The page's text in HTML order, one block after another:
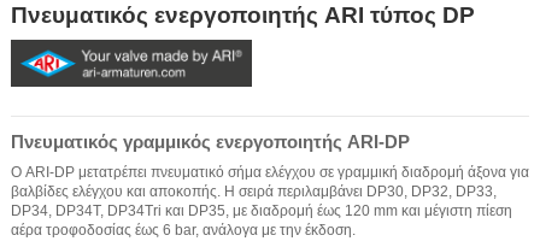
Πνευματικός ενεργοποιητής ARI τύπος DP
Πνευματικός γραμμικός ενεργοποιητής ARI-DP
Ο ARI-DP μετατρέπει πνευματικό σήμα ελέγχου σε γραμμική διαδρομή άξονα για
βαλβίδες ελέγχου και αποκοπής. Η σειρά περιλαμβάνει DP30, DP32, DP33,
DP34, DP34T, DP34Tri και DP35, με διαδρομή έως 120 mm και μέγιστη πίεση
αέρα τροφοδοσίας έως 6 bar, ανάλογα με την έκδοση.